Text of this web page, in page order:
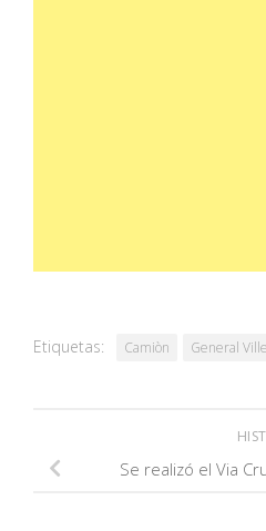
Etiquetas: Camiòn General
Se realizó el Via